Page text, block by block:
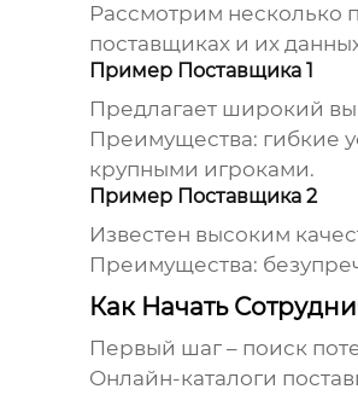
Рассмотрим несколько
поставщиках и их
Пример Поставщика 1
Предлагает широкий
Преимущества: гибкие
крупными игроками.
Пример Поставщика 2
Известен высоким
Преимущества:
Как Начать
Первый шаг – поиск
Онлайн-каталоги